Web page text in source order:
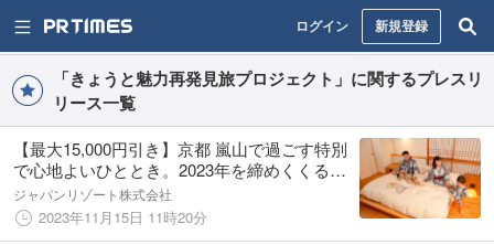
ログイン 新規登録
「きょうと魅力再発見旅プロジェクト」に関するプレスリ
リース一覧
【最大15,000円引き】京都 嵐山で過ごす特別
で心地よいひととき。2023年を締めくくるあ
たたかな思い出作りをご家族で◎話題の朝食
付スイートルームに宿泊できる贅沢プラン受
付開始｜宿泊は12/27まで
ジャパンリゾート株式会社
2023年11月15日 11時20分